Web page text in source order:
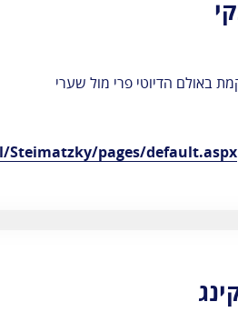
באולם הדיוטי פרי מול שערי
pages/default.aspx